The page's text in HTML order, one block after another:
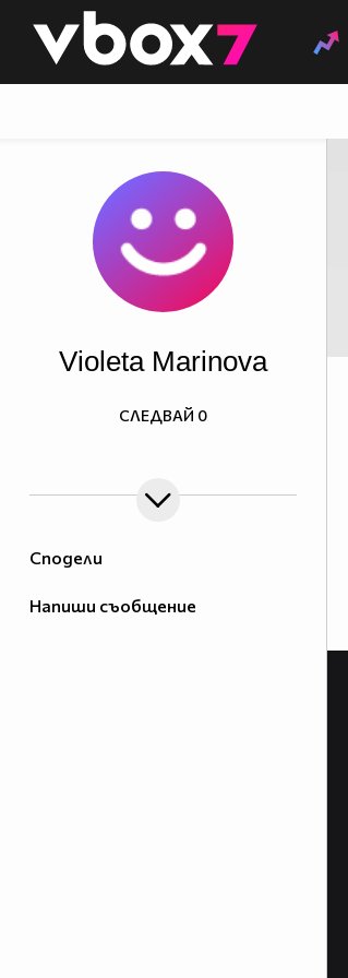
👾
Сподели
Напиши съобщение
Violeta Marinova
СЛЕДВАЙ 0